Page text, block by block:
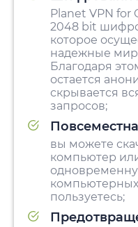
Planet VPN for
2048 bit
которое
надежные
Благодаря
остается
скрывается
запросов;
вы можете
компьютер
пользуетесь;